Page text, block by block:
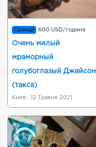
Оренда 600 USD/година
Очень милый
мраморный
голубоглазый Джейсон
(такса)
Киев · 12 Травня 2021